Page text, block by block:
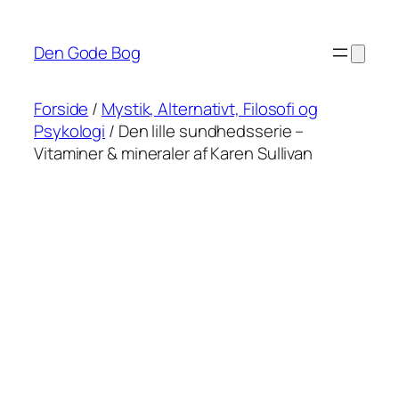
indhold
Den Gode Bog
Forside / Mystik, Alternativt, Filosofi og
Psykologi / Den lille sundhedsserie –
Vitaminer & mineraler af Karen Sullivan